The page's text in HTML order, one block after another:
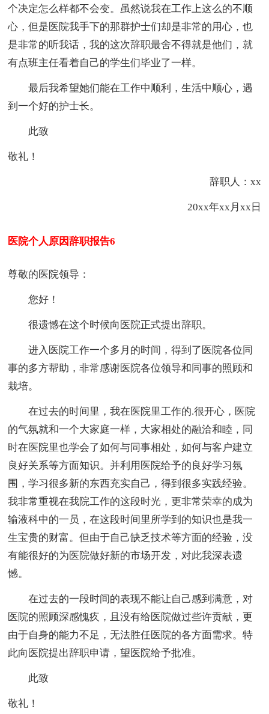
个决定怎么样都不会变。虽然说我在工作上这么的不顺
心，但是医院我手下的那群护士们却是非常的用心，也
是非常的听我话，我的这次辞职最舍不得就是他们，就
有点班主任看着自己的学生们毕业了一样。
最后我希望她们能在工作中顺利，生活中顺心，遇
到一个好的护士长。
此致
敬礼！
辞职人：xx
20xx年xx月xx日
医院个人原因辞职报告6
尊敬的医院领导：
您好！
很遗憾在这个时候向医院正式提出辞职。
进入医院工作一个多月的时间，得到了医院各位同
事的多方帮助，非常感谢医院各位领导和同事的照顾和
栽培。
在过去的时间里，我在医院里工作的.很开心，医院
的气氛就和一个大家庭一样，大家相处的融洽和睦，同
时在医院里也学会了如何与同事相处，如何与客户建立
良好关系等方面知识。并利用医院给予的良好学习氛
围，学习很多新的东西充实自己，得到很多实践经验。
我非常重视在我院工作的这段时光，更非常荣幸的成为
输液科中的一员，在这段时间里所学到的知识也是我一
生宝贵的财富。但由于自己缺乏技术等方面的经验，没
有能很好的为医院做好新的市场开发，对此我深表遗
憾。
在过去的一段时间的表现不能让自己感到满意，对
医院的照顾深感愧疚，且没有给医院做过些许贡献，更
由于自身的能力不足，无法胜任医院的各方面需求。特
此向医院提出辞职申请，望医院给予批准。
此致
敬礼！